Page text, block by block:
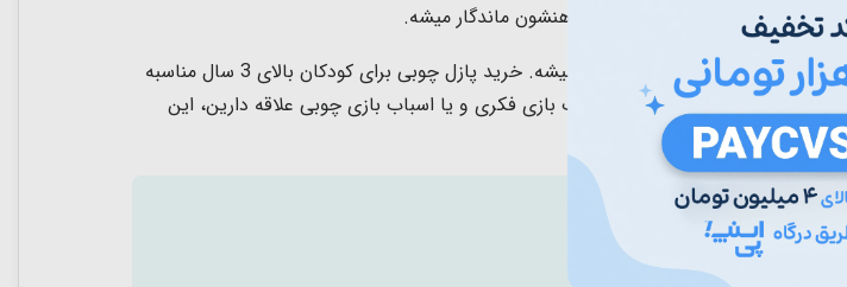
بیشتری یاد میگیرن و هم توی ذهنشون ماندگار میشه.
علاوه بر این ها، بازی با پازل باعث تقویت مهارت هایی مثل هماهنگی چشم و دست میشه و تقویت خلاقیت کودکان میشه. خرید پازل چوبی برای کودکان بالای 3 سال مناسبه
و ماندگار باشه. اگر به پازل، اسباب بازی فکری و یا اسباب بازی چوبی علاقه دارین، این